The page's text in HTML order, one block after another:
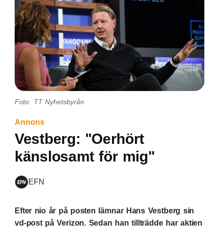
Foto: TT Nyhetsbyrån
Annons
Vestberg: "Oerhört
känslosamt för mig"
EFN
Efter nio år på posten lämnar Hans Vestberg sin
vd-post på Verizon. Sedan han tillträdde har aktien